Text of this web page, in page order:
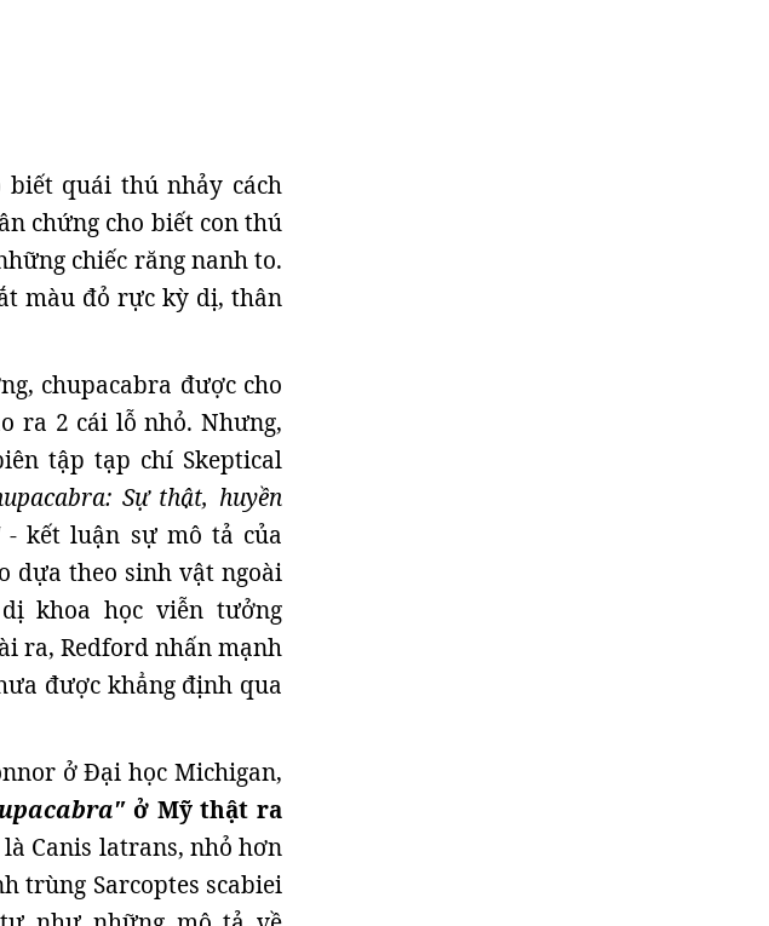
biết quái thú nhảy cách
chứng cho biết con thú
chiếc răng nanh to.
màu đỏ rực kỳ dị, thân
chupacabra được cho
ra 2 cái lỗ nhỏ. Nhưng,
tập tạp chí Skeptical
Sự thật, huyền
- kết luận sự mô tả của
dựa theo sinh vật ngoài
khoa học viễn tưởng
ra, Redford nhấn mạnh
được khẳng định qua
ở Đại học Michigan,
ở Mỹ thật ra
Canis latrans, nhỏ hơn
trùng Sarcoptes scabiei